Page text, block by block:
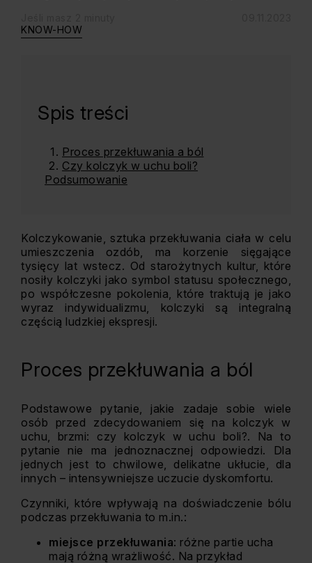
KNOW-HOW
Spis treści
Proces przekłuwania a ból
Czy kolczyk w uchu boli?
Podsumowanie
Kolczykowanie, sztuka przekłuwania ciała w celu
umieszczenia ozdób, ma korzenie sięgające
tysięcy lat wstecz. Od starożytnych kultur, które
nosiły kolczyki jako symbol statusu społecznego,
po współczesne pokolenia, które traktują je jako
wyraz indywidualizmu, kolczyki są integralną
częścią ludzkiej ekspresji.
Proces przekłuwania a ból
Podstawowe pytanie, jakie zadaje sobie wiele
osób przed zdecydowaniem się na kolczyk w
uchu, brzmi: czy kolczyk w uchu boli?. Na to
pytanie nie ma jednoznacznej odpowiedzi. Dla
jednych jest to chwilowe, delikatne ukłucie, dla
innych – intensywniejsze uczucie dyskomfortu.
Czynniki, które wpływają na doświadczenie bólu
podczas przekłuwania to m.in.:
miejsce przekłuwania: różne partie ucha
mają różną wrażliwość. Na przykład